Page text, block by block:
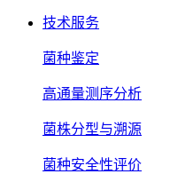
技术服务
菌种鉴定
高通量测序分析
菌株分型与溯源
菌种安全性评价